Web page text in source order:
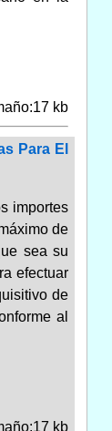
kb
Para El
importes
de
sea su
efectuar
de
al
kb